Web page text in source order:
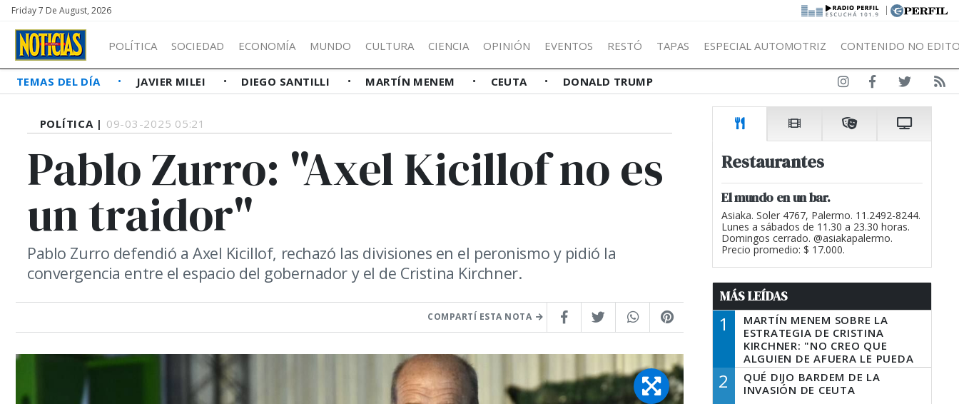
Friday 7 De August, 2026 |
POLÍTICA SOCIEDAD ECONOMÍA MUNDO CULTURA CIENCIA OPINIÓN EVENTOS RESTÓ TAPAS ESPECIAL AUTOMOTRIZ CONTENIDO NO
TEMAS DEL DÍA JAVIER MILEI DIEGO SANTILLI MARTÍN MENEM CEUTA DONALD TRUMP
POLÍTICA | 09-03-2025 05:21
Pablo Zurro: "Axel Kicillof no es
un traidor"
Pablo Zurro defendió a Axel Kicillof, rechazó las divisiones en el peronismo y pidió la
convergencia entre el espacio del gobernador y el de Cristina Kirchner.
COMPARTÍ ESTA NOTA
Restaurantes
El mundo en un bar.
Asiaka. Soler 4767, Palermo. 11.2492-8244.
Lunes a sábados de 11.30 a 23.30 horas.
Domingos cerrado. @asiakapalermo.
Precio promedio: $ 17.000.
MÁS LEÍDAS
1
MARTÍN MENEM SOBRE LA
ESTRATEGIA DE CRISTINA
KIRCHNER: "NO CREO QUE
ALGUIEN DE AFUERA LE PUEDA
DECIR A LA JUSTICIA LO QUE
TIENE QUE HACER"
2
QUÉ DIJO BARDEM DE LA
INVASIÓN DE CEUTA